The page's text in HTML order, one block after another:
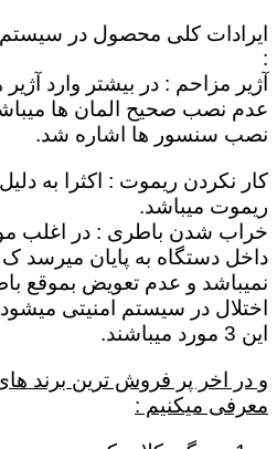
ایرادات کلی محصول در سیستم
:
آژیر مزاحم : در بیشتر وارد
عدم نصب صحیح المان ها
نصب سنسور ها اشاره شد.
کار نکردن ریموت : اکثرا به
ریموت میباشد.
خراب شدن باطری : در اغلب
نمیباشد و عدم تعویض بموقع
اختلال در سیستم امنیتی
این 3 مورد میباشند.
و در اخر پر فروش ترین برند
معرفی میکنیم :